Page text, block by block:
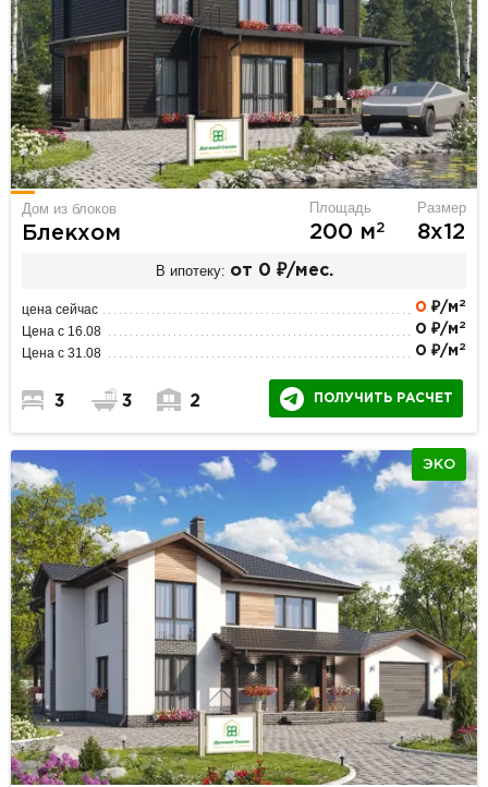
Дом из блоков
Блекхом
Площадь
200 м2
Размер
8х12
В ипотеку: от 0 ₽/мес.
цена сейчас 0 ₽/м 2
Цена с 16.08 0 ₽/м 2
Цена с 31.08 0 ₽/м 2
3 3 2 ПОЛУЧИТЬ РАСЧЕТ
ЭКО